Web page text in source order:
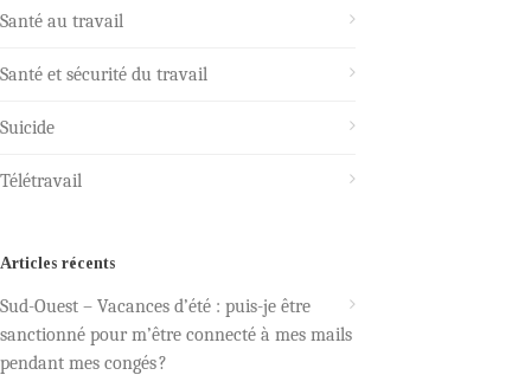
Santé au travail
Santé et sécurité du travail
Suicide
Télétravail
Articles récents
Sud-Ouest – Vacances d’été : puis-je être
sanctionné pour m’être connecté à mes mails
pendant mes congés ?